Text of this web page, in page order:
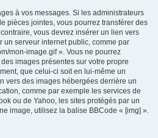
à vos messages. Si les administrateurs
pièces jointes, vous pourrez transférer des
vous devrez insérer un lien vers
un serveur internet public, comme par
mon-image.gif ». Vous ne pourrez
images présentes sur votre propre
que celui-ci soit en lui-même un
vers des images hébergées derrière un
comme par exemple les services de
ou de Yahoo, les sites protégés par un
image, utilisez la balise BBCode « [img] ».